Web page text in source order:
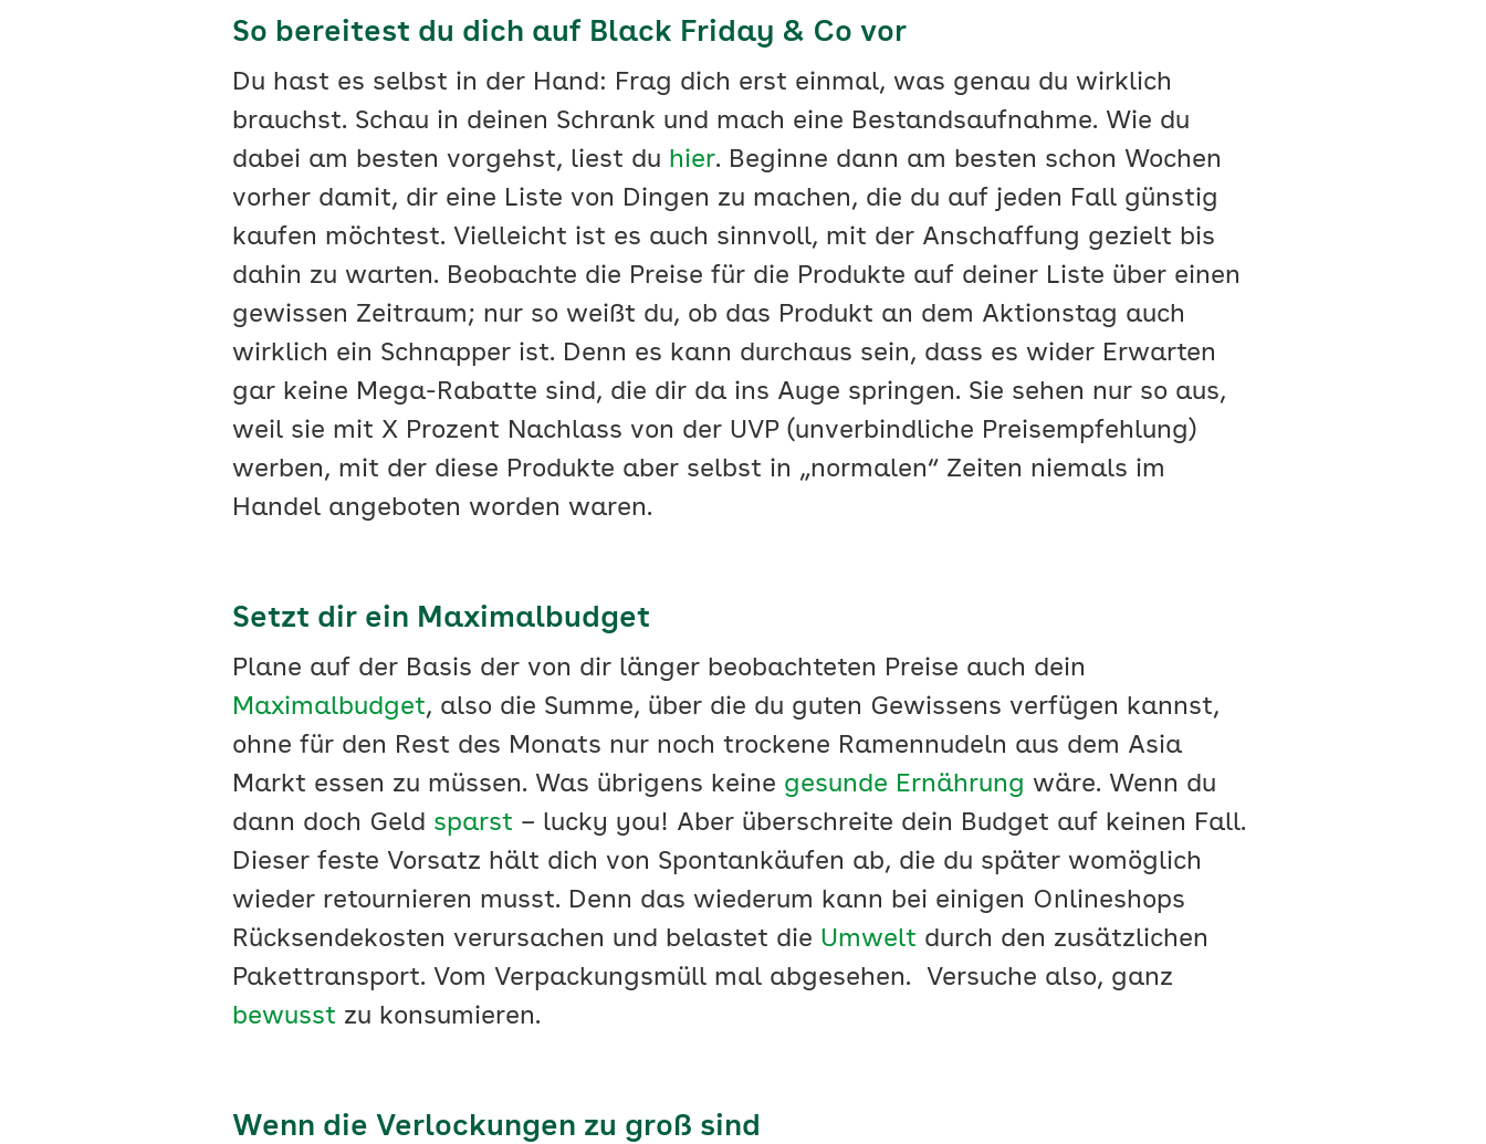
So bereitest du dich auf Black Friday & Co vor
Du hast es selbst in der Hand: Frag dich erst einmal, was genau du wirklich
brauchst. Schau in deinen Schrank und mach eine Bestandsaufnahme. Wie du
dabei am besten vorgehst, liest du hier. Beginne dann am besten schon Wochen
vorher damit, dir eine Liste von Dingen zu machen, die du auf jeden Fall günstig
kaufen möchtest. Vielleicht ist es auch sinnvoll, mit der Anschaffung gezielt bis
dahin zu warten. Beobachte die Preise für die Produkte auf deiner Liste über einen
gewissen Zeitraum; nur so weißt du, ob das Produkt an dem Aktionstag auch
wirklich ein Schnapper ist. Denn es kann durchaus sein, dass es wider Erwarten
gar keine Mega-Rabatte sind, die dir da ins Auge springen. Sie sehen nur so aus,
weil sie mit X Prozent Nachlass von der UVP (unverbindliche Preisempfehlung)
werben, mit der diese Produkte aber selbst in „normalen“ Zeiten niemals im
Handel angeboten worden waren.
Setzt dir ein Maximalbudget
Plane auf der Basis der von dir länger beobachteten Preise auch dein
Maximalbudget, also die Summe, über die du guten Gewissens verfügen kannst,
ohne für den Rest des Monats nur noch trockene Ramennudeln aus dem Asia
Markt essen zu müssen. Was übrigens keine gesunde Ernährung wäre. Wenn du
dann doch Geld sparst – lucky you! Aber überschreite dein Budget auf keinen Fall.
Dieser feste Vorsatz hält dich von Spontankäufen ab, die du später womöglich
wieder retournieren musst. Denn das wiederum kann bei einigen Onlineshops
Rücksendekosten verursachen und belastet die Umwelt durch den zusätzlichen
Pakettransport. Vom Verpackungsmüll mal abgesehen. Versuche also, ganz
bewusst zu konsumieren.
Wenn die Verlockungen zu groß sind